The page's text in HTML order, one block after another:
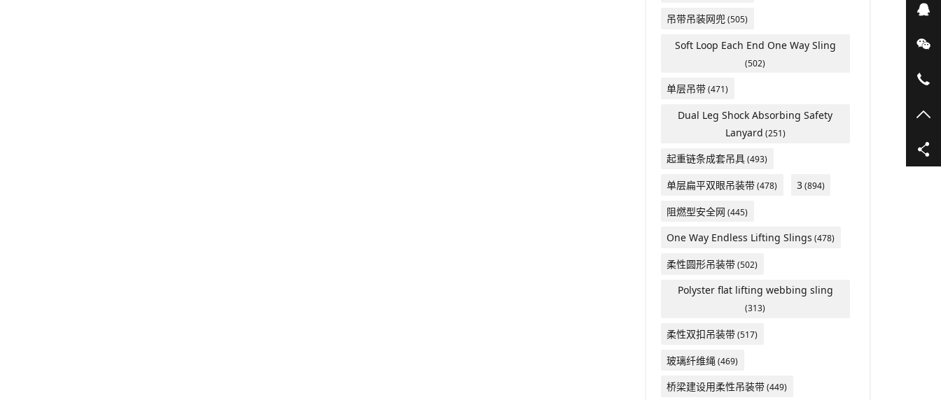
吊带吊装网兜(505)
Soft Loop Each End One Way Sling
(502)
单层吊带(471)
Dual Leg Shock Absorbing Safety
Lanyard (251)
起重链条成套吊具(493)
单层扁平双眼吊装带(478) 3(894)
阻燃型安全网 (445)
One Way Endless Lifting Slings (478)
柔性圆形吊装带(502)
Polyster flat lifting webbing sling
(313)
柔性双扣吊装带(517)
玻璃纤维绳 (469)
桥梁建设用柔性吊装带(449)
在
微